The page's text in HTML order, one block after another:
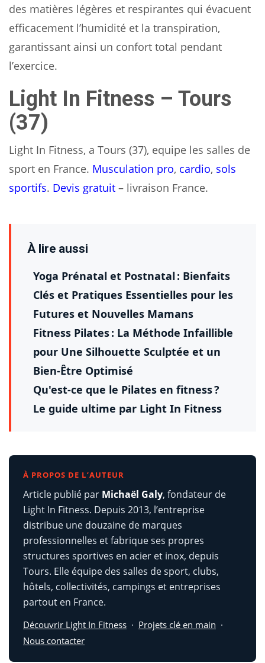
des matières légères et respirantes qui évacuent
efficacement l’humidité et la transpiration,
garantissant ainsi un confort total pendant
l’exercice.
Light In Fitness – Tours
(37)
Light In Fitness, a Tours (37), equipe les salles de
sport en France. Musculation pro, cardio, sols
sportifs. Devis gratuit – livraison France.
À lire aussi
Yoga Prénatal et Postnatal : Bienfaits
Clés et Pratiques Essentielles pour les
Futures et Nouvelles Mamans
Fitness Pilates : La Méthode Infaillible
pour Une Silhouette Sculptée et un
Bien-Être Optimisé
Qu'est-ce que le Pilates en fitness ?
Le guide ultime par Light In Fitness
À PROPOS DE L’AUTEUR
Article publié par Michaël Galy, fondateur de
Light In Fitness. Depuis 2013, l’entreprise
distribue une douzaine de marques
professionnelles et fabrique ses propres
structures sportives en acier et inox, depuis
Tours. Elle équipe des salles de sport, clubs,
hôtels, collectivités, campings et entreprises
partout en France.
Découvrir Light In Fitness · Projets clé en main ·
Nous contacter